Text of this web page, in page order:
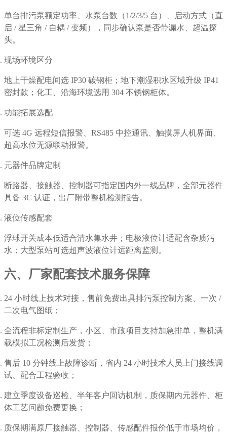
单台排污泵额定功率、水泵台数（1/2/3/5 台）、启动方式（直
启 / 星三角 / 自耦 / 变频），同步确认泵是否带漏水、超温探
头。
现场环境区分
地上干燥配电间选 IP30 碳钢柜；地下潮湿积水区域升级 IP41
密封款；化工、沿海环境选用 304 不锈钢柜体。
功能拓展选配
可选 4G 远程短信报警、RS485 中控通讯、触摸屏人机界面、
超高水位无源联动报警。
元器件品牌定制
断路器、接触器、控制器可指定国内外一线品牌，全部元器件
具备 3C 认证，出厂附带整机检测报告。
液位传感配套
浮球开关成本低适合清水集水井；电极液位计适配含杂质污
水；大型泵站可选超声波液位计远距离监测。
六、厂家配套技术服务保障
24 小时线上技术对接，售前免费出具排污泵控制方案、一次 /
二次电气图纸；
全流程非标定制生产，小区、市政项目支持加急排单，整机满
载模拟工况检测后发货；
售后 10 分钟线上故障诊断，省内 24 小时技术人员上门接线调
试、配合工程验收；
建立季度设备巡检、半年客户回访机制，质保期内元器件、柜
体工艺问题免费更换；
质保期满原厂接触器、控制器、传感配件报价低于市场均价，